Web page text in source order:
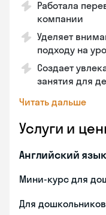
Работала
компании
Уделяет
подходу на
Создает
занятия для
Читать дальше
Услуги и
Английский язык
Мини-курс для
Для дошкольников